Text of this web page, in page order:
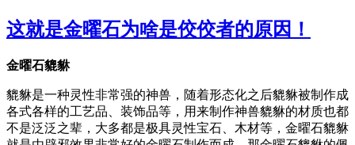
这就是金曜石为啥是佼佼者的原因！
金曜石貔貅
貔貅是一种灵性非常强的神兽，随着形态化之后貔貅被制作成
各式各样的工艺品、装饰品等，用来制作神兽貔貅的材质也都
不是泛泛之辈，大多都是极具灵性宝石、木材等，金曜石貔貅